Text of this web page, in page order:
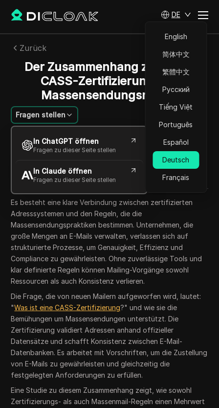
DE
English
简体中文
繁體中文
Русский
Tiếng Việt
Português
Español
Deutsch
Français
Zurück
Der Zusammenhang zwischen
CASS-Zertifizierung und
Massensendungsregeln
Fragen stellen
In ChatGPT öffnen
Fragen zu dieser Seite stellen
In Claude öffnen
Fragen zu dieser Seite stellen
Sandra Anderson
17 Okt. 2025 3 min lesen
Copy Link
Es besteht eine klare Verbindung zwischen zertifizierten
Adresssystemen und den Regeln, die die
Massensendungspraktiken bestimmen. Unternehmen, die
große Mengen an E-Mails verwalten, verlassen sich auf
strukturierte Prozesse, um Genauigkeit, Effizienz und
Compliance zu gewährleisten. Ohne zuverlässige Tools und
klar definierte Regeln können Mailing-Vorgänge sowohl
Ressourcen als auch Konsistenz verlieren.
Die Frage, die von neuen Mailern aufgeworfen wird, lautet:
"Was ist eine CASS-Zertifizierung?" und wie sie die
Bemühungen um Massensendungen unterstützt. Die
Zertifizierung validiert Adressen anhand offizieller
Datensätze und schafft Konsistenz zwischen E-Mail-
Datenbanken. Es arbeitet mit Vorschriften, um die Zustellung
von E-Mails zu gewährleisten und gleichzeitig die
festgelegten Anforderungen zu erfüllen.
Eine Studie zu diesem Zusammenhang zeigt, wie sowohl
Zertifizierungs- als auch Massenmail-Regeln einen Mehrwert